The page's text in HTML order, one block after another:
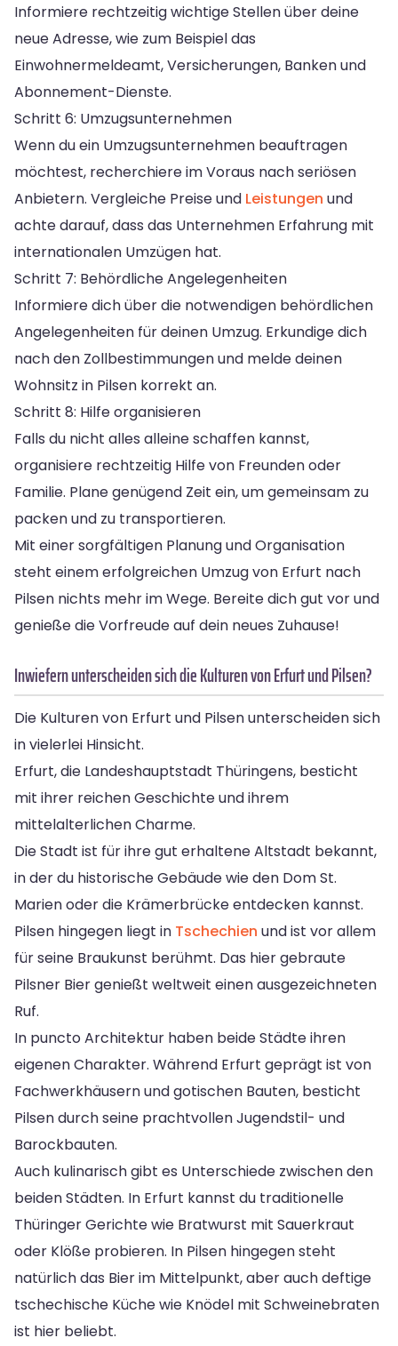
Informiere rechtzeitig wichtige Stellen über deine
neue Adresse, wie zum Beispiel das
Einwohnermeldeamt, Versicherungen, Banken und
Abonnement-Dienste.
Schritt 6: Umzugsunternehmen
Wenn du ein Umzugsunternehmen beauftragen
möchtest, recherchiere im Voraus nach seriösen
Anbietern. Vergleiche Preise und Leistungen und
achte darauf, dass das Unternehmen Erfahrung mit
internationalen Umzügen hat.
Schritt 7: Behördliche Angelegenheiten
Informiere dich über die notwendigen behördlichen
Angelegenheiten für deinen Umzug. Erkundige dich
nach den Zollbestimmungen und melde deinen
Wohnsitz in Pilsen korrekt an.
Schritt 8: Hilfe organisieren
Falls du nicht alles alleine schaffen kannst,
organisiere rechtzeitig Hilfe von Freunden oder
Familie. Plane genügend Zeit ein, um gemeinsam zu
packen und zu transportieren.
Mit einer sorgfältigen Planung und Organisation
steht einem erfolgreichen Umzug von Erfurt nach
Pilsen nichts mehr im Wege. Bereite dich gut vor und
genieße die Vorfreude auf dein neues Zuhause!
Inwiefern unterscheiden sich die Kulturen von Erfurt und Pilsen?
Die Kulturen von Erfurt und Pilsen unterscheiden sich
in vielerlei Hinsicht.
Erfurt, die Landeshauptstadt Thüringens, besticht
mit ihrer reichen Geschichte und ihrem
mittelalterlichen Charme.
Die Stadt ist für ihre gut erhaltene Altstadt bekannt,
in der du historische Gebäude wie den Dom St.
Marien oder die Krämerbrücke entdecken kannst.
Pilsen hingegen liegt in Tschechien und ist vor allem
für seine Braukunst berühmt. Das hier gebraute
Pilsner Bier genießt weltweit einen ausgezeichneten
Ruf.
In puncto Architektur haben beide Städte ihren
eigenen Charakter. Während Erfurt geprägt ist von
Fachwerkhäusern und gotischen Bauten, besticht
Pilsen durch seine prachtvollen Jugendstil- und
Barockbauten.
Auch kulinarisch gibt es Unterschiede zwischen den
beiden Städten. In Erfurt kannst du traditionelle
Thüringer Gerichte wie Bratwurst mit Sauerkraut
oder Klöße probieren. In Pilsen hingegen steht
natürlich das Bier im Mittelpunkt, aber auch deftige
tschechische Küche wie Knödel mit Schweinebraten
ist hier beliebt.